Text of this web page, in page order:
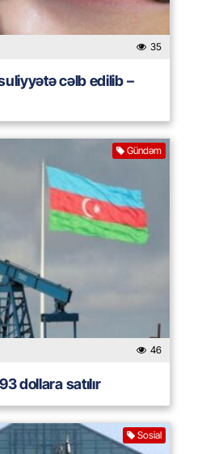
35
cəlb edilib –
Gündəm
46
dollara satılır
Sosial